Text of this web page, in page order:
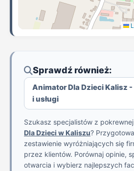
Sprawdź również:
Animator Dla Dzieci Kalisz
i usługi
Szukasz specjalistów z
Dla Dzieci w Kaliszu?
zestawienie wyróżniających się
przez klientów. Porównaj opinie,
otwarcia i wybierz najlepszych